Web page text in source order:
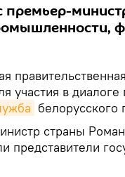
премьер-
участия в
белорусского
страны
представители